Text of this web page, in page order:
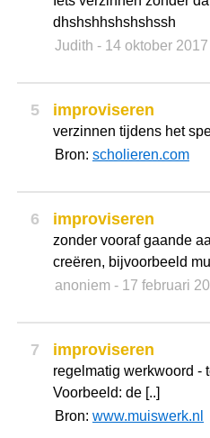
dhshshhshshshssh
Judith - 14 oktober 2017
5 improviseren
verzinnen tijdens het
Bron: scholieren.com
6 improviseren
zonder vooraf gaande
creëren, bijvoorbeeld
anoniem - 17 februari
7 improviseren
regelmatig werkwoord -
Voorbeeld: de [..]
Bron: www.muiswerk.nl